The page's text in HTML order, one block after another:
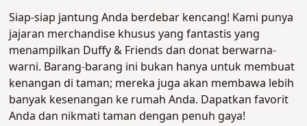
Siap-siap jantung Anda berdebar kencang! Kami punya
jajaran merchandise khusus yang fantastis yang
menampilkan Duffy & Friends dan donat berwarna-
warni. Barang-barang ini bukan hanya untuk membuat
kenangan di taman; mereka juga akan membawa lebih
banyak kesenangan ke rumah Anda. Dapatkan favorit
Anda dan nikmati taman dengan penuh gaya!